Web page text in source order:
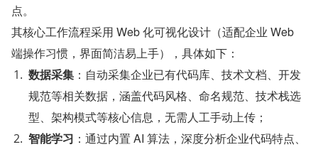
点。
其核心工作流程采用 Web 化可视化设计（适配企业 Web
端操作习惯，界面简洁易上手），具体如下：
数据采集 ：自动采集企业已有代码库、技术文档、开发
规范等相关数据，涵盖代码风格、命名规范、技术栈选
型、架构模式等核心信息，无需人工手动上传；
智能学习 ：通过内置 AI 算法，深度分析企业代码特点、